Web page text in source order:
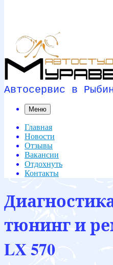
Автосервис в
Меню
Главная
Новости
Отзывы
Вакансии
Отдохнуть
Контакты
тюнинг и
LX 570